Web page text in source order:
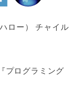
ロー） チャイル
プログラミング